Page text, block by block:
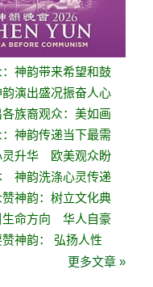
神韵带来希望和鼓
演出盛况振奋人心
族裔观众：美如画
：神韵传递当下最需
灵升华 欧美观众盼
神韵洗涤心灵传递
赞神韵：树立文化典
生命方向 华人自豪
赞神韵： 弘扬人性
更多文章 »